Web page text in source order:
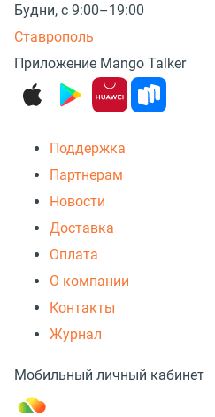
Будни, с 9:00–19:00
Ставрополь
Приложение Mango Talker
Поддержка
Партнерам
Новости
Доставка
Оплата
О компании
Контакты
Журнал
Мобильный личный кабинет